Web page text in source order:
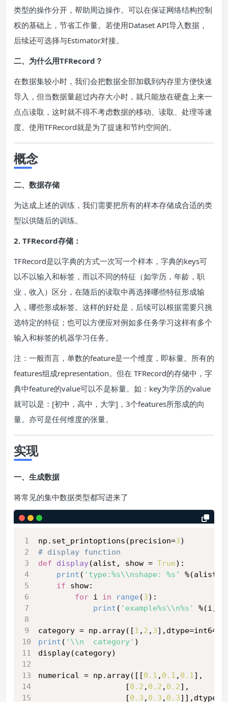
类型的操作分开，帮助周边操作。可以在保证网络结构控制
权的基础上，节省工作量。若使用Dataset API导入数据，
后续还可选择与Estimator对接。
二、为什么用TFRecord？
在数据集较小时，我们会把数据全部加载到内存里方便快速
导入，但当数据量超过内存大小时，就只能放在硬盘上来一
点点读取，这时就不得不考虑数据的移动、读取、处理等速
度。使用TFRecord就是为了提速和节约空间的。
概念
二、数据存储
为达成上述的训练，我们需要把所有的样本存储成合适的类
型以供随后的训练。
2. TFRecord存储：
TFRecord是以字典的方式一次写一个样本，字典的keys可
以不以输入和标签，而以不同的特征（如学历，年龄，职
业，收入）区分，在随后的读取中再选择哪些特征形成输
入，哪些形成标签。这样的好处是，后续可以根据需要只挑
选特定的特征；也可以方便应对例如多任务学习这样有多个
输入和标签的机器学习任务。
注：一般而言，单数的feature是一个维度，即标量。所有的
features组成representation。但在 TFRecord的存储中，字
典中feature的value可以不是标量。如：key为学历的value
就可以是：[初中，高中，大学]，3个features所形成的向
量。亦可是任何维度的张量。
实现
一、生成数据
将常见的集中数据类型都写进来了
np.set_printoptions(precision=3)
# display function
def
display(alist, show = True):
print ( 'type:%s\\nshape: %s' %(alist[
if show:
for i in range (3):
print ( 'example%s\\n%s'
category = np.array([1 , 2 , 3],dtype=int64)
print ( '\\n  category' )
display(category)
numerical = np.array([[0.1 , 0.1 , 0.1 ],
                   [
0.2 , 0.2 , 0.2],
                   [
0.3 , 0.3 , 0.3